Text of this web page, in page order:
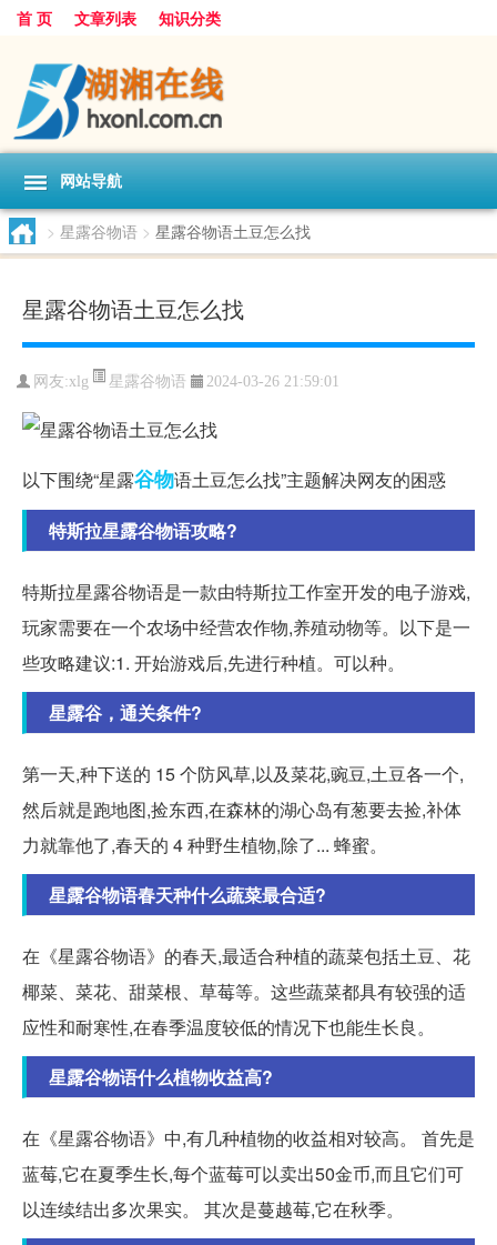
首 页 文章列表 知识分类
网站导航
> 星露谷物语 > 星露谷物语土豆怎么找
星露谷物语土豆怎么找
网友:xlg 星露谷物语 2024-03-26 21:59:01
以下围绕“星露谷物语土豆怎么找”主题解决网友的困惑
特斯拉星露谷物语攻略?
特斯拉星露谷物语是一款由特斯拉工作室开发的电子游戏,
玩家需要在一个农场中经营农作物,养殖动物等。以下是一
些攻略建议:1. 开始游戏后,先进行种植。可以种。
星露谷，通关条件?
第一天,种下送的 15 个防风草,以及菜花,豌豆,土豆各一个,
然后就是跑地图,捡东西,在森林的湖心岛有葱要去捡,补体
力就靠他了,春天的 4 种野生植物,除了... 蜂蜜。
星露谷物语春天种什么蔬菜最合适?
在《星露谷物语》的春天,最适合种植的蔬菜包括土豆、花
椰菜、菜花、甜菜根、草莓等。这些蔬菜都具有较强的适
应性和耐寒性,在春季温度较低的情况下也能生长良。
星露谷物语什么植物收益高?
在《星露谷物语》中,有几种植物的收益相对较高。 首先是
蓝莓,它在夏季生长,每个蓝莓可以卖出50金币,而且它们可
以连续结出多次果实。 其次是蔓越莓,它在秋季。